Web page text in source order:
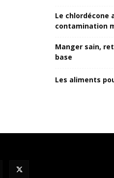
Le chlordécone
contamination
Manger sain,
base
Les aliments